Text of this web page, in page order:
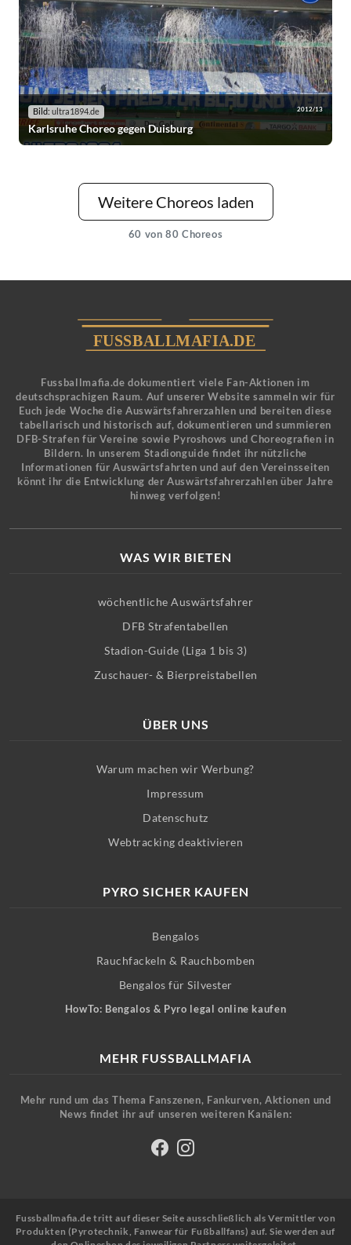
Bild: ultra1894.de 2012/13
Karlsruhe Choreo gegen Duisburg
Weitere Choreos laden
60 von 80 Choreos
Fussballmafia.de dokumentiert viele Fan-Aktionen im
deutschsprachigen Raum. Auf unserer Website sammeln wir für
Euch jede Woche die Auswärtsfahrerzahlen und bereiten diese
tabellarisch und historisch auf, dokumentieren und summieren
DFB-Strafen für Vereine sowie Pyroshows und Choreografien in
Bildern. In unserem Stadionguide findet ihr nützliche
Informationen für Auswärtsfahrten und auf den Vereinsseiten
könnt ihr die Entwicklung der Auswärtsfahrerzahlen über Jahre
hinweg verfolgen!
WAS WIR BIETEN
wöchentliche Auswärtsfahrer
DFB Strafentabellen
Stadion-Guide (Liga 1 bis 3)
Zuschauer- & Bierpreistabellen
ÜBER UNS
Warum machen wir Werbung?
Impressum
Datenschutz
Webtracking deaktivieren
PYRO SICHER KAUFEN
Bengalos
Rauchfackeln & Rauchbomben
Bengalos für Silvester
HowTo: Bengalos & Pyro legal online kaufen
MEHR FUSSBALLMAFIA
Mehr rund um das Thema Fanszenen, Fankurven, Aktionen und
News findet ihr auf unseren weiteren Kanälen:
Fussballmafia.de tritt auf dieser Seite ausschließlich als Vermittler von
Produkten (Pyrotechnik, Fanwear für Fußballfans) auf. Sie werden auf